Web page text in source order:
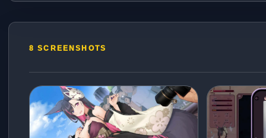
8 SCREENSHOTS